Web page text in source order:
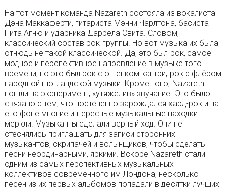
На тот момент команда Nazareth состояла из вокалиста
Дэна Маккаферти, гитариста Мэнни Чарлтона, басиста
Пита Агню и ударника Даррела Свита. Словом,
классический состав рок-группы. Но вот музыка их была
отнюдь не такой классической. Да, это был рок, самое
модное и перспективное направление в музыке того
времени, но это был рок с оттенком кантри, рок с флёром
народной шотландской музыки. Кроме того, Nazareth
пошли на эксперимент, «утяжелив» звучание. Это было
связано с тем, что постепенно зарождался хард-рок и на
его фоне многие интересные музыкальные находки
меркли. Музыканты сделали верный ход. Они не
стеснялись приглашать для записи сторонних
музыкантов, скрипачей и волынщиков, чтобы сделать
песни неординарными, яркими. Вскоре Nazareth стали
одним из самых перспективных музыкальных
коллективов современного им Лондона, несколько
песен из их первых альбомов попадали в десятки лучших,